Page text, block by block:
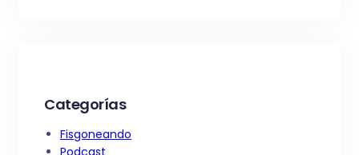
Categorías
Fisgoneando
Podcast